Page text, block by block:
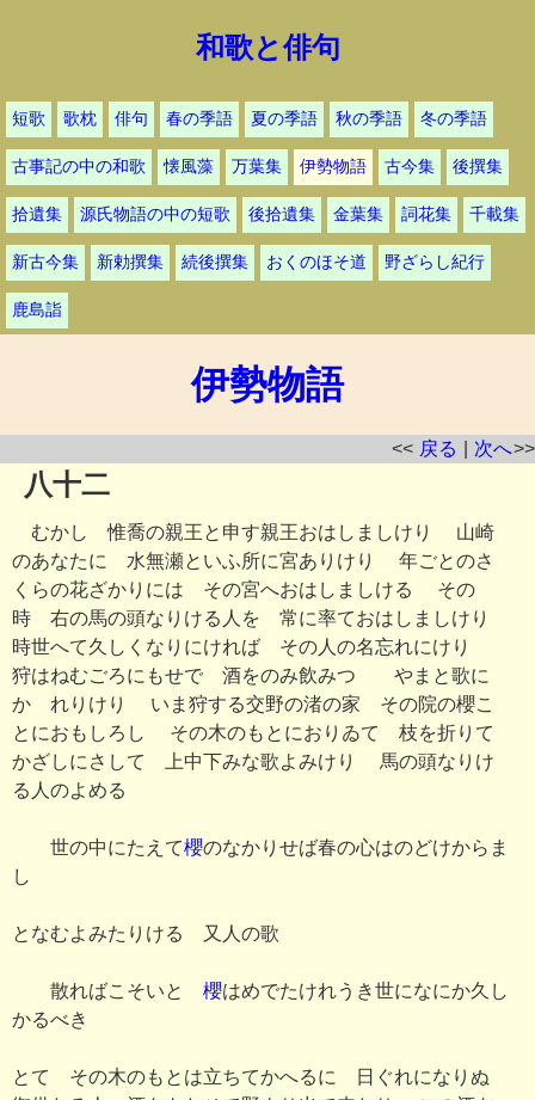
和歌と俳句
短歌 歌枕 俳句 春の季語 夏の季語 秋の季語 冬の季語
古事記の中の和歌 懐風藻 万葉集 伊勢物語 古今集 後撰集
拾遺集 源氏物語の中の短歌 後拾遺集 金葉集 詞花集 千載集
新古今集 新勅撰集 続後撰集 おくのほそ道 野ざらし紀行
鹿島詣
伊勢物語
<< 戻る 次へ>>
八十二
むかし 惟喬の親王と申す親王おはしましけり 山崎
のあなたに 水無瀬といふ所に宮ありけり 年ごとのさ
くらの花ざかりには その宮へおはしましける その
時 右の馬の頭なりける人を 常に率ておはしましけり
時世へて久しくなりにければ その人の名忘れにけり
狩はねむごろにもせで 酒をのみ飲みつゝ やまと歌に
かゝれりけり いま狩する交野の渚の家 その院の櫻こ
とにおもしろし その木のもとにおりゐて 枝を折りて
かざしにさして 上中下みな歌よみけり 馬の頭なりけ
る人のよめる
世の中にたえて櫻のなかりせば春の心はのどけからま
し
となむよみたりける 又人の歌
散ればこそいとゞ 櫻はめでたけれうき世になにか久し
かるべき
とて その木のもとは立ちてかへるに 日ぐれになりぬ